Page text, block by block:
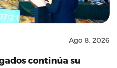
Ago 8, 2026
continúa su